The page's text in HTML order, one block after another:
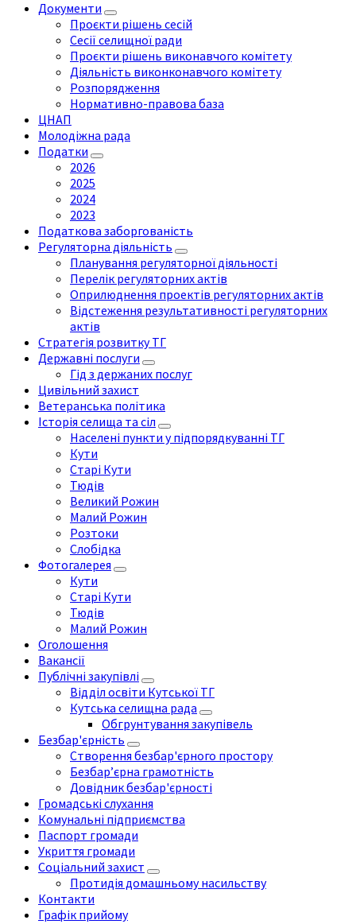
Документи
Проєкти рішень сесій
Сесії селищної ради
Проєкти рішень виконавчого комітету
Діяльність виконконавчого комітету
Розпорядження
Нормативно-правова база
ЦНАП
Молодіжна рада
Податки
2026
2025
2024
2023
Податкова заборгованість
Регуляторна діяльність
Планування регуляторної діяльності
Перелік регуляторних актів
Оприлюднення проектів регуляторних актів
Відстеження результативності регуляторних
актів
Стратегія розвитку ТГ
Державні послуги
Гід з держаних послуг
Цивільний захист
Ветеранська політика
Історія селища та сіл
Населені пункти у підпорядкуванні ТГ
Кути
Старі Кути
Тюдів
Великий Рожин
Малий Рожин
Розтоки
Слобідка
Фотогалерея
Кути
Старі Кути
Тюдів
Малий Рожин
Оголошення
Вакансії
Публічні закупівлі
Відділ освіти Кутської ТГ
Кутська селищна рада
Обгрунтування закупівель
Безбар'єрність
Створення безбар'єрного простору
Безбар’єрна грамотність
Довідник безбар'єрності
Громадські слухання
Комунальні підприємства
Паспорт громади
Укриття громади
Соціальний захист
Протидія домашньому насильству
Контакти
Графік прийому